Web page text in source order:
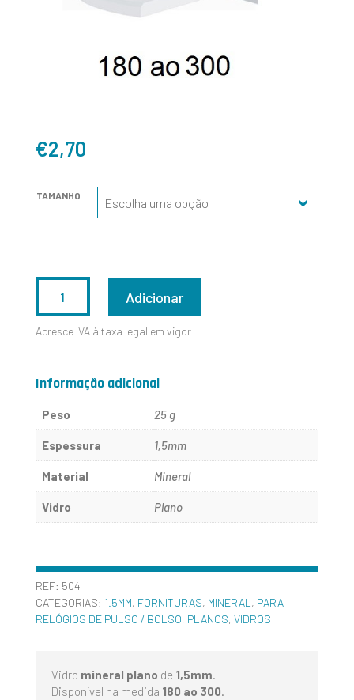
€2,70
TAMANHO
DE
Adicionar
Acresce IVA à taxa legal em vigor
Informação adicional
Peso 25 g
Espessura 1,5mm
Material Mineral
Vidro Plano
REF: 504
CATEGORIAS: 1.5MM, FORNITURAS, MINERAL, PARA
RELÓGIOS DE PULSO / BOLSO, PLANOS, VIDROS
Vidro mineral plano de 1,5mm.
Disponível na medida 180 ao 300.